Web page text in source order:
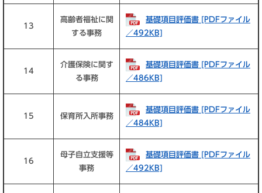
13
高齢者福祉に関
する事務
基礎項目評価書 [PDFファイル
／492KB]
14
介護保険に関す
る事務
基礎項目評価書 [PDFファイル
／486KB]
15 保育所入所事務
基礎項目評価書 [PDFファイル
／484KB]
16
母子自立支援等
事務
基礎項目評価書 [PDFファイル
／492KB]